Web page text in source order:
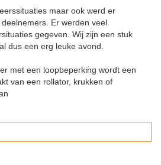
maar ook werd er
Er werden veel
gegeven. Wij zijn een stuk
dus een erg leuke avond.
met een loopbeperking wordt een
van een rollator, krukken of